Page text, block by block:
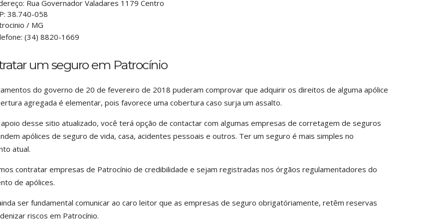
Rua Governador Valadares 1179 Centro
38.740-058
/ MG
(34) 8820-1669
um seguro em Patrocínio
do governo de 20 de fevereiro de 2018 puderam comprovar que adquirir os direitos de alguma apólice
agregada é elementar, pois favorece uma cobertura caso surja um assalto.
apoio desse sitio atualizado, você terá opção de contactar com algumas empresas de corretagem de seguros
apólices de seguro de vida, casa, acidentes pessoais e outros. Ter um seguro é mais simples no
atual.
contratar empresas de Patrocínio de credibilidade e sejam registradas nos órgãos regulamentadores do
de apólices.
ser fundamental comunicar ao caro leitor que as empresas de seguro obrigatóriamente, retêm reservas
riscos em Patrocínio.